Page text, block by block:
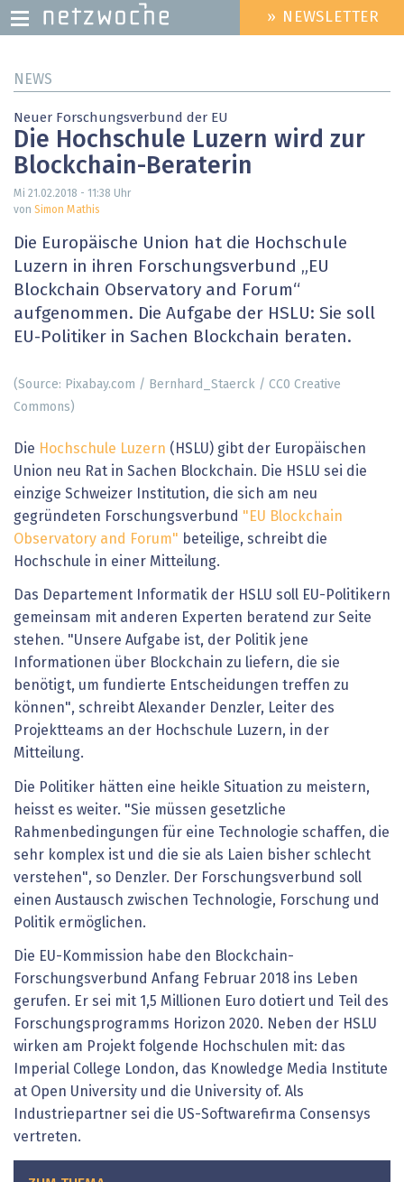
zum
HEADER
MENU
» NEWSLETTER
NEWS
Neuer Forschungsverbund der EU
Die Hochschule Luzern wird zur
Blockchain-Beraterin
Mi 21.02.2018 - 11:38 Uhr
von Simon Mathis
Die Europäische Union hat die Hochschule
Luzern in ihren Forschungsverbund „EU
Blockchain Observatory and Forum“
aufgenommen. Die Aufgabe der HSLU: Sie soll
EU-Politiker in Sachen Blockchain beraten.
(Source: Pixabay.com / Bernhard_Staerck / CC0 Creative
Commons)
Die Hochschule Luzern (HSLU) gibt der Europäischen
Union neu Rat in Sachen Blockchain. Die HSLU sei die
einzige Schweizer Institution, die sich am neu
gegründeten Forschungsverbund "EU Blockchain
Observatory and Forum" beteilige, schreibt die
Hochschule in einer Mitteilung.
Das Departement Informatik der HSLU soll EU-Politikern
gemeinsam mit anderen Experten beratend zur Seite
stehen. "Unsere Aufgabe ist, der Politik jene
Informationen über Blockchain zu liefern, die sie
benötigt, um fundierte Entscheidungen treffen zu
können", schreibt Alexander Denzler, Leiter des
Projektteams an der Hochschule Luzern, in der
Mitteilung.
Die Politiker hätten eine heikle Situation zu meistern,
heisst es weiter. "Sie müssen gesetzliche
Rahmenbedingungen für eine Technologie schaffen, die
sehr komplex ist und die sie als Laien bisher schlecht
verstehen", so Denzler. Der Forschungsverbund soll
einen Austausch zwischen Technologie, Forschung und
Politik ermöglichen.
Die EU-Kommission habe den Blockchain-
Forschungsverbund Anfang Februar 2018 ins Leben
gerufen. Er sei mit 1,5 Millionen Euro dotiert und Teil des
Forschungsprogramms Horizon 2020. Neben der HSLU
wirken am Projekt folgende Hochschulen mit: das
Imperial College London, das Knowledge Media Institute
at Open University und die University of. Als
Industriepartner sei die US-Softwarefirma Consensys
vertreten.